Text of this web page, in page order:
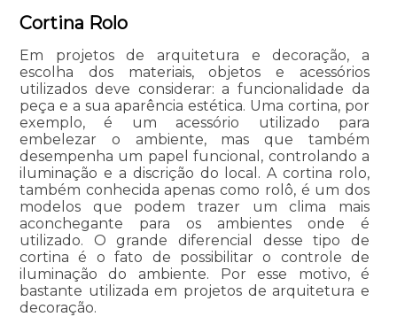
Cortina Rolo
Em projetos de arquitetura e decoração, a
escolha dos materiais, objetos e acessórios
utilizados deve considerar: a funcionalidade da
peça e a sua aparência estética. Uma cortina, por
exemplo, é um acessório utilizado para
embelezar o ambiente, mas que também
desempenha um papel funcional, controlando a
iluminação e a discrição do local. A cortina rolo,
também conhecida apenas como rolô, é um dos
modelos que podem trazer um clima mais
aconchegante para os ambientes onde é
utilizado. O grande diferencial desse tipo de
cortina é o fato de possibilitar o controle de
iluminação do ambiente. Por esse motivo, é
bastante utilizada em projetos de arquitetura e
decoração.